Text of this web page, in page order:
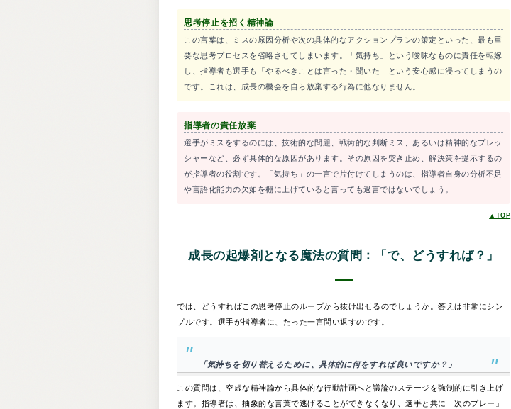
思考停止を招く精神論
この言葉は、ミスの原因分析や次の具体的なアクションプランの策定といった、最も重
要な思考プロセスを省略させてしまいます。「気持ち」という曖昧なものに責任を転嫁
し、指導者も選手も「やるべきことは言った・聞いた」という安心感に浸ってしまうの
です。これは、成長の機会を自ら放棄する行為に他なりません。
指導者の責任放棄
選手がミスをするのには、技術的な問題、戦術的な判断ミス、あるいは精神的なプレッ
シャーなど、必ず具体的な原因があります。その原因を突き止め、解決策を提示するの
が指導者の役割です。「気持ち」の一言で片付けてしまうのは、指導者自身の分析不足
や言語化能力の欠如を棚に上げていると言っても過言ではないでしょう。
▲TOP
成長の起爆剤となる魔法の質問：「で、どうすれば？」
では、どうすればこの思考停止のループから抜け出せるのでしょうか。答えは非常にシン
プルです。選手が指導者に、たった一言問い返すのです。
「気持ちを切り替えるために、具体的に何をすれば良いですか？」
この質問は、空虚な精神論から具体的な行動計画へと議論のステージを強制的に引き上げ
ます。指導者は、抽象的な言葉で逃げることができなくなり、選手と共に「次のプレー」